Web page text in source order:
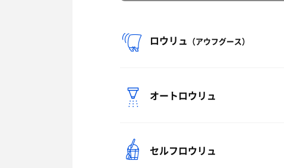
ロウリュ （アウフグース）
オートロウリュ
セルフロウリュ